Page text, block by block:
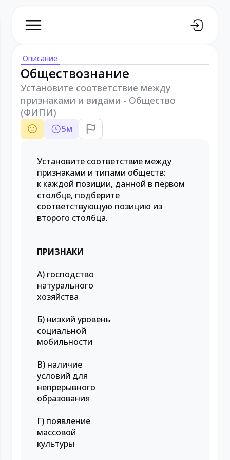
Описание
Обществознание
Установите соответствие между
признаками и видами - Общество
(ФИПИ)
5м
Установите соответствие между
признаками и типами обществ:
к каждой позиции, данной в первом
столбце, подберите
соответствующую позицию из
второго столбца.
ПРИЗНАКИ
А) господство
натурального
хозяйства
Б) низкий уровень
социальной
мобильности
В) наличие
условий для
непрерывного
образования
Г) появление
массовой
культуры